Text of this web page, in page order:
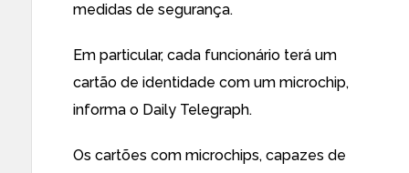
medidas de segurança.
Em particular, cada funcionário terá um
cartão de identidade com um microchip,
informa o Daily Telegraph.
Os cartões com microchips, capazes de